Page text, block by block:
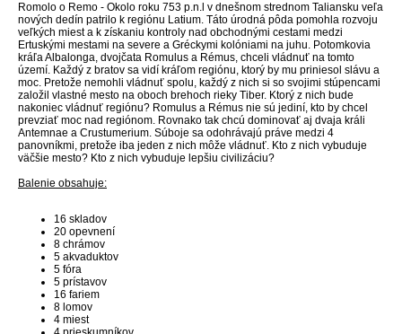
Romolo o Remo - Okolo roku 753 p.n.l v dnešnom strednom Taliansku veľa
nových dedín patrilo k regiónu Latium. Táto úrodná pôda pomohla rozvoju
veľkých miest a k získaniu kontroly nad obchodnými cestami medzi
Ertuskými mestami na severe a Gréckymi kolóniami na juhu. Potomkovia
kráľa Albalonga, dvojčata Romulus a Rémus, chceli vládnuť na tomto
území. Každý z bratov sa vidí kráľom regiónu, ktorý by mu priniesol slávu a
moc. Pretože nemohli vládnuť spolu, každý z nich si so svojimi stúpencami
založil vlastné mesto na oboch brehoch rieky Tiber. Ktorý z nich bude
nakoniec vládnuť regiónu? Romulus a Rémus nie sú jediní, kto by chcel
prevziať moc nad regiónom. Rovnako tak chcú dominovať aj dvaja králi
Antemnae a Crustumerium. Súboje sa odohrávajú práve medzi 4
panovníkmi, pretože iba jeden z nich môže vládnuť. Kto z nich vybuduje
väčšie mesto? Kto z nich vybuduje lepšiu civilizáciu?
Balenie obsahuje:
16 skladov
20 opevnení
8 chrámov
5 akvaduktov
5 fóra
5 prístavov
16 fariem
8 lomov
4 miest